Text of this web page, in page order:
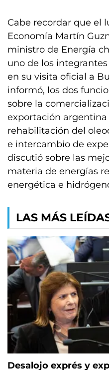
Cabe recordar que el
Economía Martín
ministro de Energía
uno de los
en su visita oficial a
informó, los dos
sobre la
exportación argentina
rehabilitación del
e intercambio de
discutió sobre las
materia de energías
energética e
LAS MÁS
Desalojo exprés y